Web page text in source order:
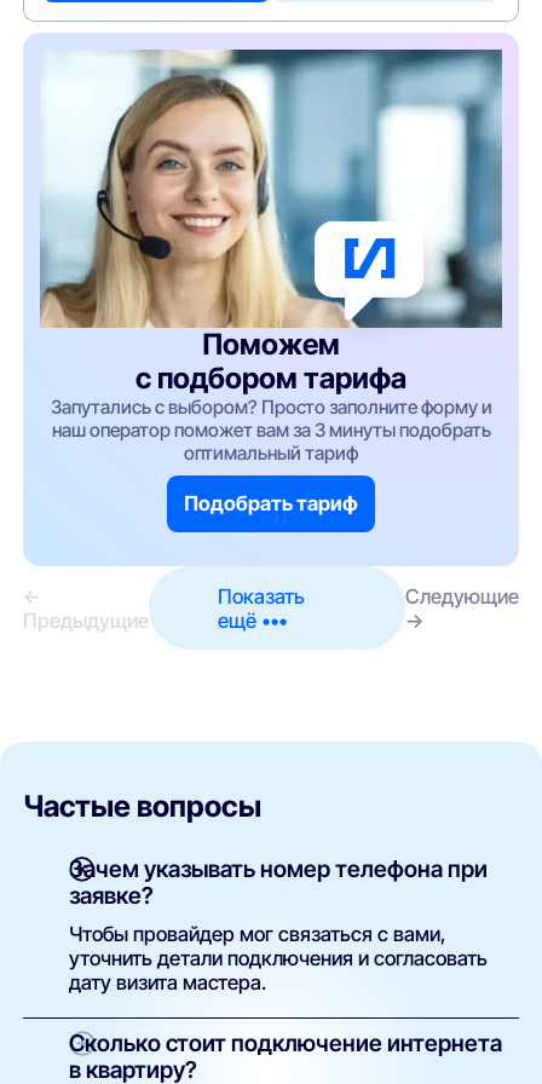
Поможем
с подбором тарифа
Запутались с выбором? Просто заполните форму и
наш оператор поможет вам за 3 минуты подобрать
оптимальный тариф
Подобрать тариф
←
Предыдущие
Показать
ещё •••
Следующие
→
Частые вопросы
Зачем указывать номер телефона при
заявке?
Чтобы провайдер мог связаться с вами,
уточнить детали подключения и согласовать
дату визита мастера.
Сколько стоит подключение интернета
в квартиру?